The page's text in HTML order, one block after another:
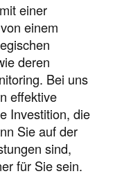
einer
einem
deren
Bei uns
effektive
Investition, die
Sie auf der
sind,
für Sie sein.